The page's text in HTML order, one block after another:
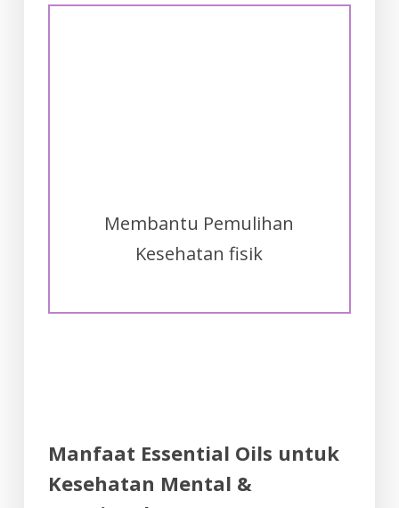
Membantu Pemulihan
Kesehatan fisik
Manfaat Essential Oils untuk
Kesehatan Mental &